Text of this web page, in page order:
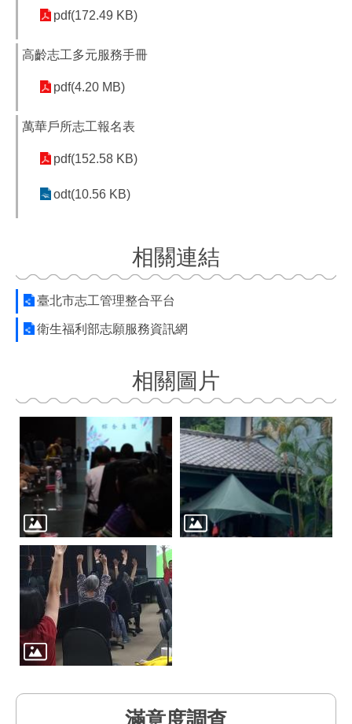
pdf(172.49 KB)
高齡志工多元服務手冊
pdf(4.20 MB)
萬華戶所志工報名表
pdf(152.58 KB)
odt(10.56 KB)
相關連結
臺北市志工管理整合平台
衛生福利部志願服務資訊網
相關圖片
滿意度調查